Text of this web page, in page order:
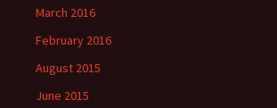
March 2016
February 2016
August 2015
June 2015